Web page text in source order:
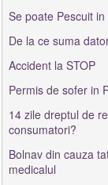
Se poate Pescuit
De la ce suma
Accident la STOP
Permis de sofer in
14 zile dreptul de
consumatori?
Bolnav din cauza
medicalul